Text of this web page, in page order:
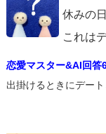
女を信じて心に余
休みの
これは
恋愛マスター&AI回答
出掛けるときにデー